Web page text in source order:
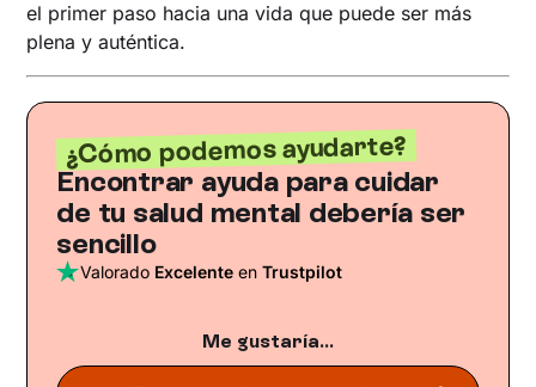
el primer paso hacia una vida que puede ser más
plena y auténtica.
¿Cómo podemos ayudarte?
Encontrar ayuda para cuidar
de tu salud mental debería ser
sencillo
Valorado Excelente enTrustpilot
Me gustaría...